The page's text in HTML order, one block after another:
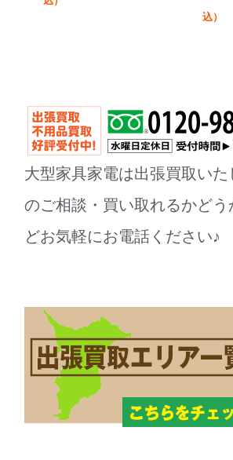
込）
大型家具家電は出張買取い
のご相談・買い取れるかどう
どお気軽にお電話ください♪